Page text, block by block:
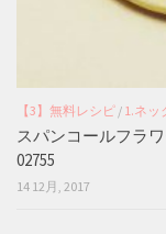
【3】無料レシピ / 1.ネッ
スパンコールフラ
02755
14 12月, 2017